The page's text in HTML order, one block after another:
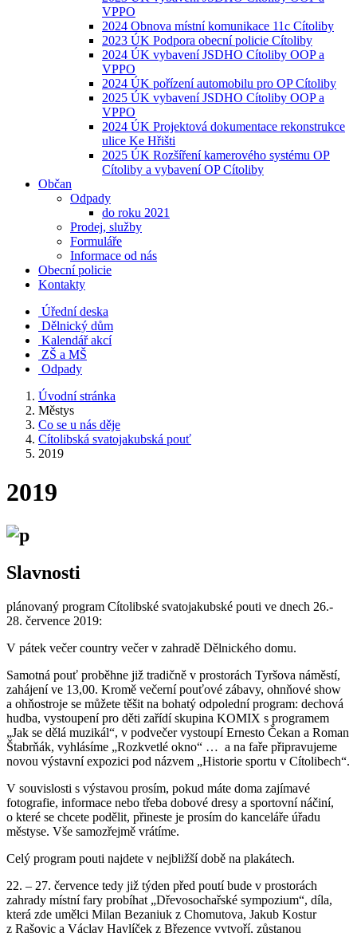
VPPO
2024 Obnova místní komunikace 11c Cítoliby
2023 ÚK Podpora obecní policie Cítoliby
2024 ÚK vybavení JSDHO Cítoliby OOP a
VPPO
2024 ÚK pořízení automobilu pro OP Cítoliby
2025 ÚK vybavení JSDHO Cítoliby OOP a
VPPO
2024 ÚK Projektová dokumentace rekonstrukce
ulice Ke Hřišti
2025 ÚK Rozšíření kamerového systému OP
Cítoliby a vybavení OP Cítoliby
Občan
Odpady
do roku 2021
Prodej, služby
Formuláře
Informace od nás
Obecní policie
Kontakty
Úřední deska
Dělnický dům
Kalendář akcí
ZŠ a MŠ
Odpady
Úvodní stránka
Městys
Co se u nás děje
Cítolibská svatojakubská pouť
2019
2019
Slavnosti
plánovaný program Cítolibské svatojakubské pouti ve dnech 26.-
28. července 2019:
V pátek večer country večer v zahradě Dělnického domu.
Samotná pouť proběhne již tradičně v prostorách Tyršova náměstí,
zahájení ve 13,00. Kromě večerní pouťové zábavy, ohnňové show
a ohňostroje se můžete těšit na bohatý odpolední program: dechová
hudba, vystoupení pro děti zařídí skupina KOMIX s programem
„Jak se dělá muzikál“, v podvečer vystoupí Ernesto Čekan a Roman
Štabrňák, vyhlásíme „Rozkvetlé okno“ … a na faře připravujeme
novou výstavní expozici pod názvem „Historie sportu v Cítolibech“.
V souvislosti s výstavou prosím, pokud máte doma zajímavé
fotografie, informace nebo třeba dobové dresy a sportovní náčiní,
o které se chcete podělit, přineste je prosím do kanceláře úřadu
městyse. Vše samozřejmě vrátíme.
Celý program pouti najdete v nejbližší době na plakátech.
22. – 27. července tedy již týden před poutí bude v prostorách
zahrady místní fary probíhat „Dřevosochařské sympozium“, díla,
která zde umělci Milan Bezaniuk z Chomutova, Jakub Kostur
z Rašovic a Václav Havlíček z Březence vytvoří, zůstanou